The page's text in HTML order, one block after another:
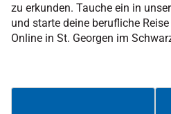
zu erkunden. Tauche ein in
und starte deine berufliche
Online in St. Georgen im